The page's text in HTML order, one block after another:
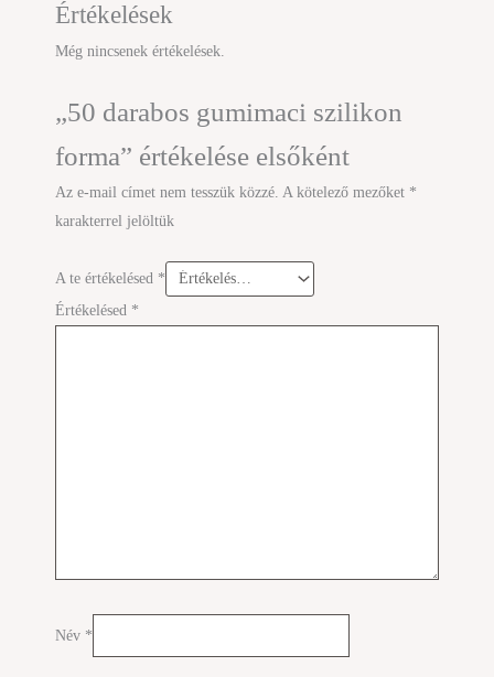
Értékelések
Még nincsenek értékelések.
„50 darabos gumimaci szilikon
forma” értékelése elsőként
Az e-mail címet nem tesszük közzé. A kötelező mezőket *
karakterrel jelöltük
A te értékelésed *
Értékelésed *
Név *